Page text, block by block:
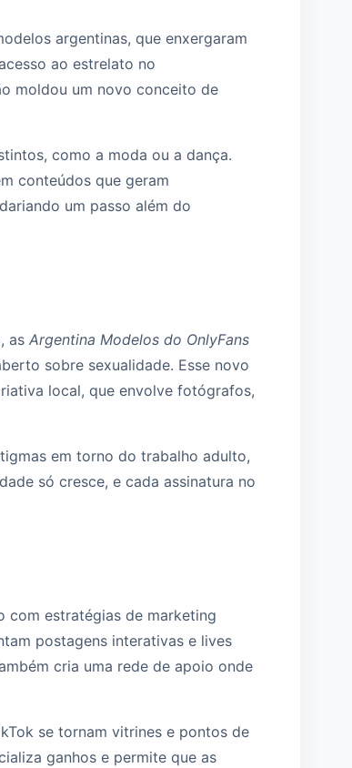
argentinas, que enxergaram
ao estrelato no
moldou um novo conceito de
como a moda ou a dança.
conteúdos que geram
um passo além do
as Argentina Modelos do OnlyFans
sobre sexualidade. Esse novo
local, que envolve fotógrafos,
em torno do trabalho adulto,
só cresce, e cada assinatura no
com estratégias de marketing
postagens interativas e lives
cria uma rede de apoio onde
se tornam vitrines e pontos de
ganhos e permite que as